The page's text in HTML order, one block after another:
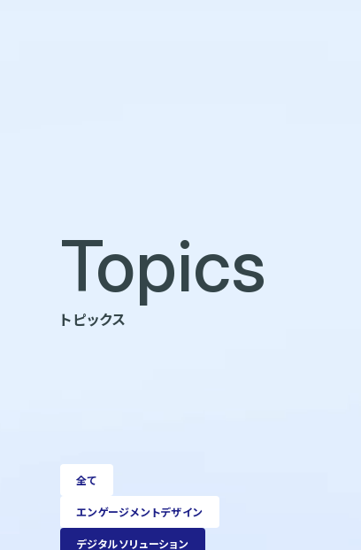
Topics
トピックス
全て
エンゲージメントデザイン
デジタルソリューション